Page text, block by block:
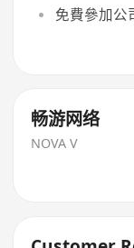
免費參加公
畅游网络
NOVA V